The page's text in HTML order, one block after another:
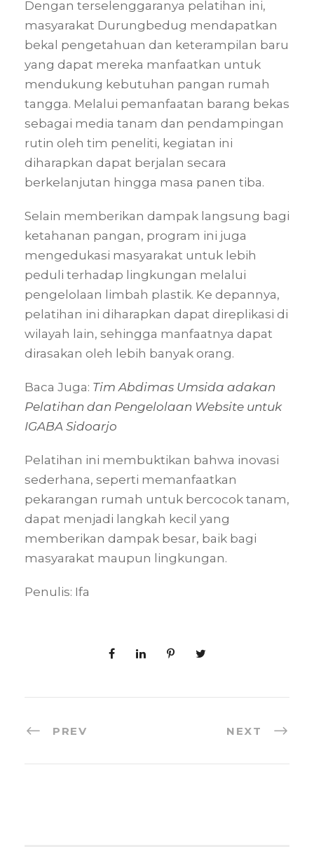
Dengan terselenggaranya pelatihan ini,
masyarakat Durungbedug mendapatkan
bekal pengetahuan dan keterampilan baru
yang dapat mereka manfaatkan untuk
mendukung kebutuhan pangan rumah
tangga. Melalui pemanfaatan barang bekas
sebagai media tanam dan pendampingan
rutin oleh tim peneliti, kegiatan ini
diharapkan dapat berjalan secara
berkelanjutan hingga masa panen tiba.
Selain memberikan dampak langsung bagi
ketahanan pangan, program ini juga
mengedukasi masyarakat untuk lebih
peduli terhadap lingkungan melalui
pengelolaan limbah plastik. Ke depannya,
pelatihan ini diharapkan dapat direplikasi di
wilayah lain, sehingga manfaatnya dapat
dirasakan oleh lebih banyak orang.
Baca Juga: Tim Abdimas Umsida adakan
Pelatihan dan Pengelolaan Website untuk
IGABA Sidoarjo
Pelatihan ini membuktikan bahwa inovasi
sederhana, seperti memanfaatkan
pekarangan rumah untuk bercocok tanam,
dapat menjadi langkah kecil yang
memberikan dampak besar, baik bagi
masyarakat maupun lingkungan.
Penulis: Ifa
PREV NEXT